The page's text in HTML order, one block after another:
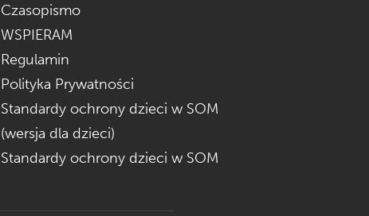
Czasopismo
WSPIERAM
Regulamin
Polityka Prywatności
Standardy ochrony dzieci w SOM
(wersja dla dzieci)
Standardy ochrony dzieci w SOM